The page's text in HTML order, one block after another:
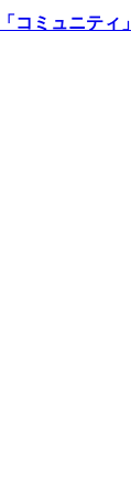
コミュニティ」